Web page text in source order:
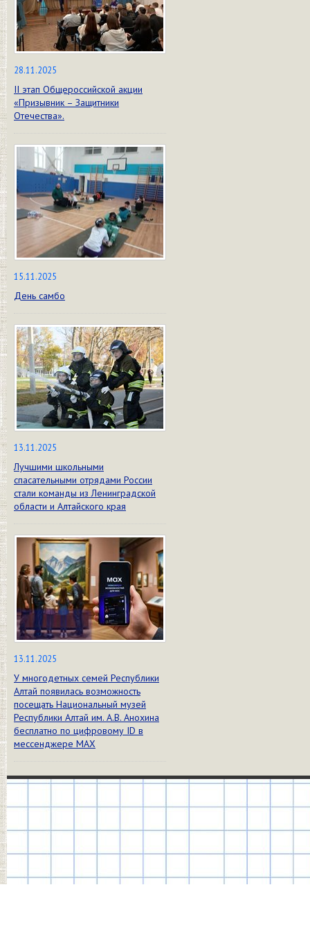
28.11.2025
II этап Общероссийской акции
«Призывник – Защитники
Отечества».
15.11.2025
День самбо
13.11.2025
Лучшими школьными
спасательными отрядами России
стали команды из Ленинградской
области и Алтайского края
13.11.2025
У многодетных семей Республики
Алтай появилась возможность
посещать Национальный музей
Республики Алтай им. А.В. Анохина
бесплатно по цифровому ID в
мессенджере МАХ